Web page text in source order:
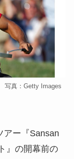
写真：Getty Images
アー『Sansan
』の開幕前の